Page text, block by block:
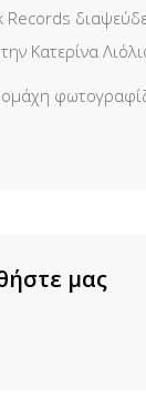
Records
Κατερίνα
μας